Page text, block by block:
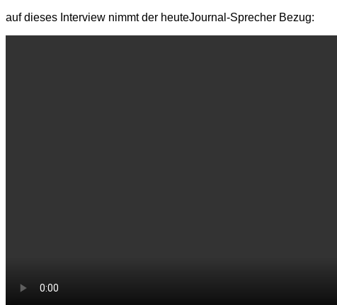
auf dieses Interview nimmt der heuteJournal-Sprecher Bezug: